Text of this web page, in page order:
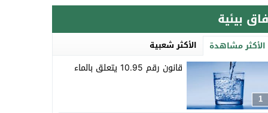
بيئية
الأكثر مشاهدة الأكثر شعبية
1
قانون رقم 10.95 يتعلق بالماء